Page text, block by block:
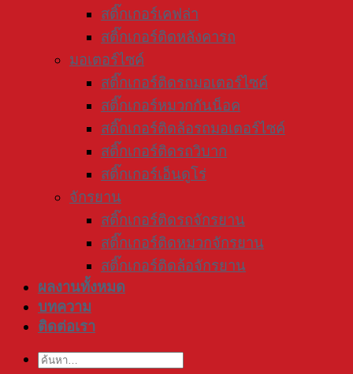
สติ๊กเกอร์เคฟล่า
สติ๊กเกอร์ติดหลังคารถ
มอเตอร์ไซค์
สติ๊กเกอร์ติดรถมอเตอร์ไซค์
สติ๊กเกอร์หมวกกันน็อค
สติ๊กเกอร์ติดล้อรถมอเตอร์ไซค์
สติ๊กเกอร์ติดรถวิบาก
สติ๊กเกอร์เอ็นดูโร่
จักรยาน
สติ๊กเกอร์ติดรถจักรยาน
สติ๊กเกอร์ติดหมวกจักรยาน
สติ๊กเกอร์ติดล้อจักรยาน
ผลงานทั้งหมด
บทความ
ติดต่อเรา
ค้นหา: